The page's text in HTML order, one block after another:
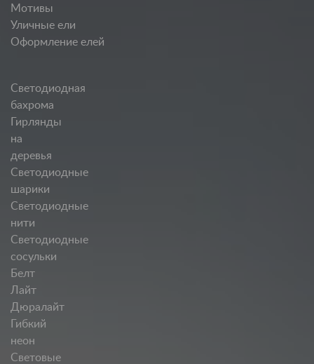
Мотивы
Уличные ели
Оформление елей
Светодиодная
бахрома
Гирлянды
на
деревья
Светодиодные
шарики
Светодиодные
нити
Светодиодные
сосульки
Белт
Лайт
Дюралайт
Гибкий
неон
Световые